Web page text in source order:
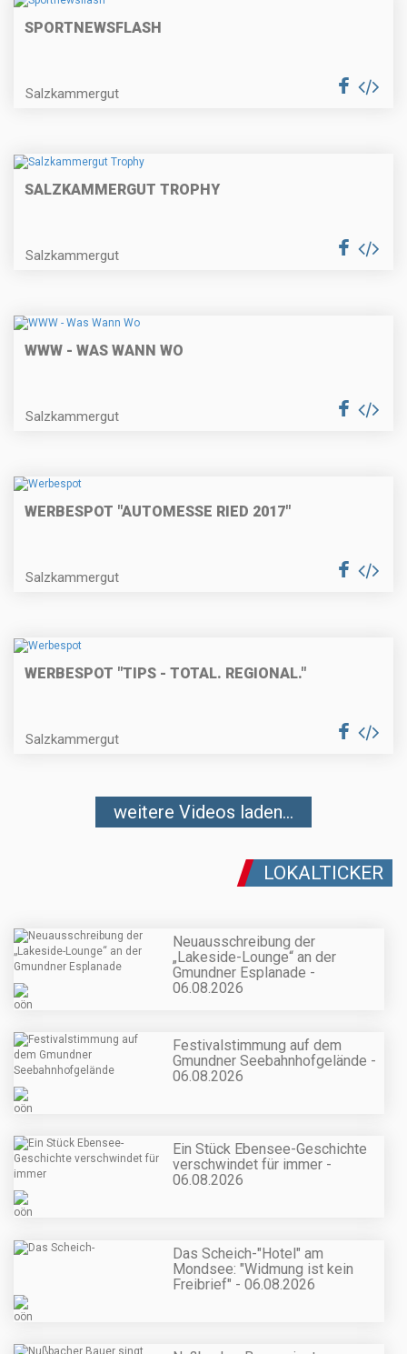
SPORTNEWSFLASH
Salzkammergut
SALZKAMMERGUT TROPHY
Salzkammergut
WWW - WAS WANN WO
Salzkammergut
WERBESPOT "AUTOMESSE RIED 2017"
Salzkammergut
WERBESPOT "TIPS - TOTAL. REGIONAL."
Salzkammergut
weitere Videos laden...
LOKALTICKER
Neuausschreibung der
„Lakeside-Lounge“ an der
Gmundner Esplanade -
06.08.2026
Festivalstimmung auf dem
Gmundner Seebahnhofgelände -
06.08.2026
Ein Stück Ebensee-Geschichte
verschwindet für immer -
06.08.2026
Das Scheich-"Hotel" am
Mondsee: "Widmung ist kein
Freibrief" - 06.08.2026